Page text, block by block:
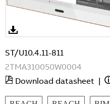
ST/U10.4.11-811
2TMA310050W0004
Download datasheet |